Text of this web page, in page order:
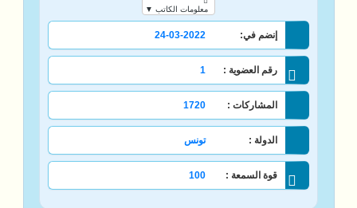
معلومات الكاتب ▼
إنضم في: 24-03-2022
رقم العضوية : 1
المشاركات : 1720
الدولة : تونس
قوة السمعة : 100